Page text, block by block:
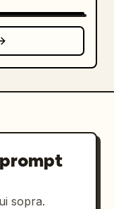
sopra.